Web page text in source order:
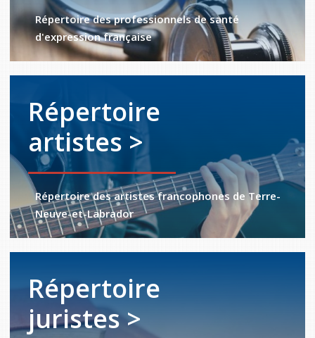
Répertoire des professionnels de santé
d'expression française
Répertoire
artistes >
Répertoire des artistes francophones de Terre-
Neuve-et-Labrador
Répertoire
juristes >